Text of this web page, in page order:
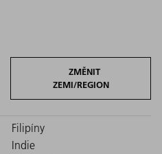
ZMĚNIT
ZEMI/REGION
Filipíny
Indie